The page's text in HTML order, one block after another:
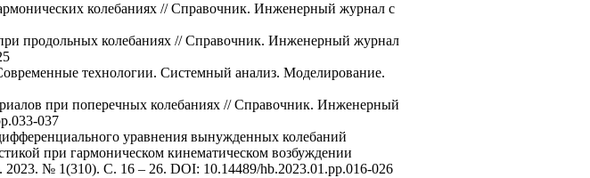
колебаниях // Справочник. Инженерный журнал с
продольных колебаниях // Справочник. Инженерный журнал
технологии. Системный анализ. Моделирование.
при поперечных колебаниях // Справочник. Инженерный
037
уравнения вынужденных колебаний
при гармоническом кинематическом возбуждении
№ 1(310). С. 16 – 26. DOI: 10.14489/hb.2023.01.pp.016-026